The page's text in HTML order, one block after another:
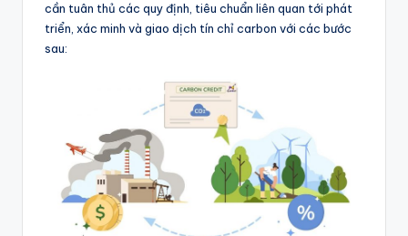
cần tuân thủ các quy định, tiêu chuẩn liên quan tới phát
triển, xác minh và giao dịch tín chỉ carbon với các bước
sau: